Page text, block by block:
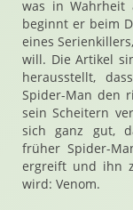
was in Wahrheit
beginnt er beim
eines
will. Die Artikel
herausstellt,
Spider-Man den
sein Scheitern
sich ganz gut,
früher Spider-
ergreift und ihn
wird: Venom.